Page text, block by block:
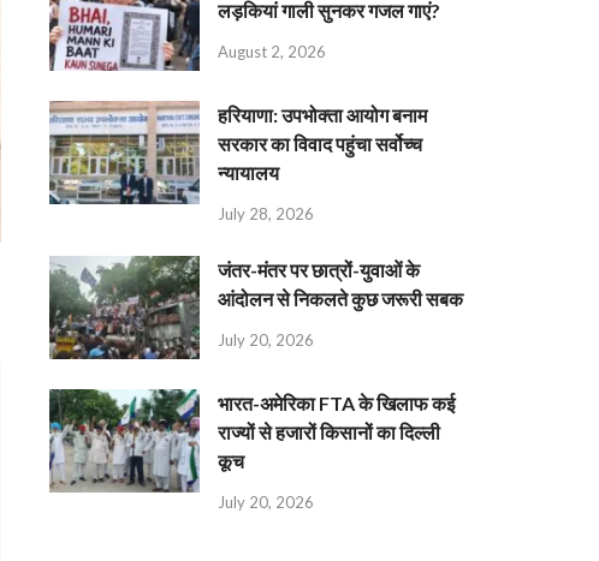
लड़कियां गाली सुनकर गजल गाएं?
August 2, 2026
हरियाणा: उपभोक्ता आयोग बनाम
सरकार का विवाद पहुंचा सर्वोच्च
न्यायालय
July 28, 2026
जंतर-मंतर पर छात्रों-युवाओं के
आंदोलन से निकलते कुछ जरूरी सबक
July 20, 2026
भारत-अमेरिका FTA के खिलाफ कई
राज्यों से हजारों किसानों का दिल्ली
कूच
July 20, 2026